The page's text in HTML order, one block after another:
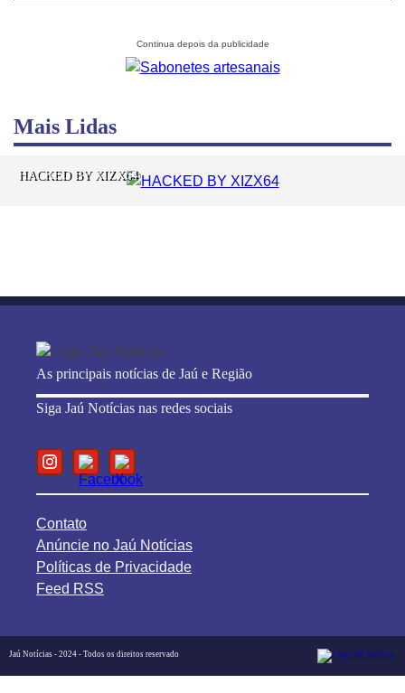
Mais Lidas
HACKED BY XIZX64
As principais notícias de Jaú e Região
Siga Jaú Notícias nas redes sociais
Contato
Anúncie no Jaú Notícias
Políticas de Privacidade
Feed RSS
Jaú Notícias - 2024 - Todos os direitos reservado